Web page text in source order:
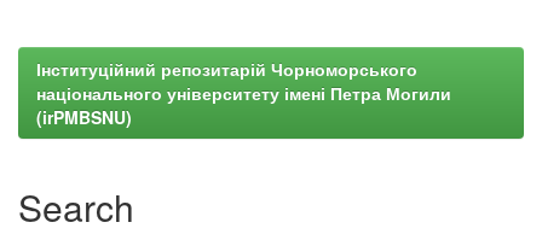
Інституційний репозитарій Чорноморського
національного університету імені Петра Могили
(irPMBSNU)
Search